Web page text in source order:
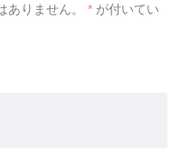
ありません。 * が付いてい